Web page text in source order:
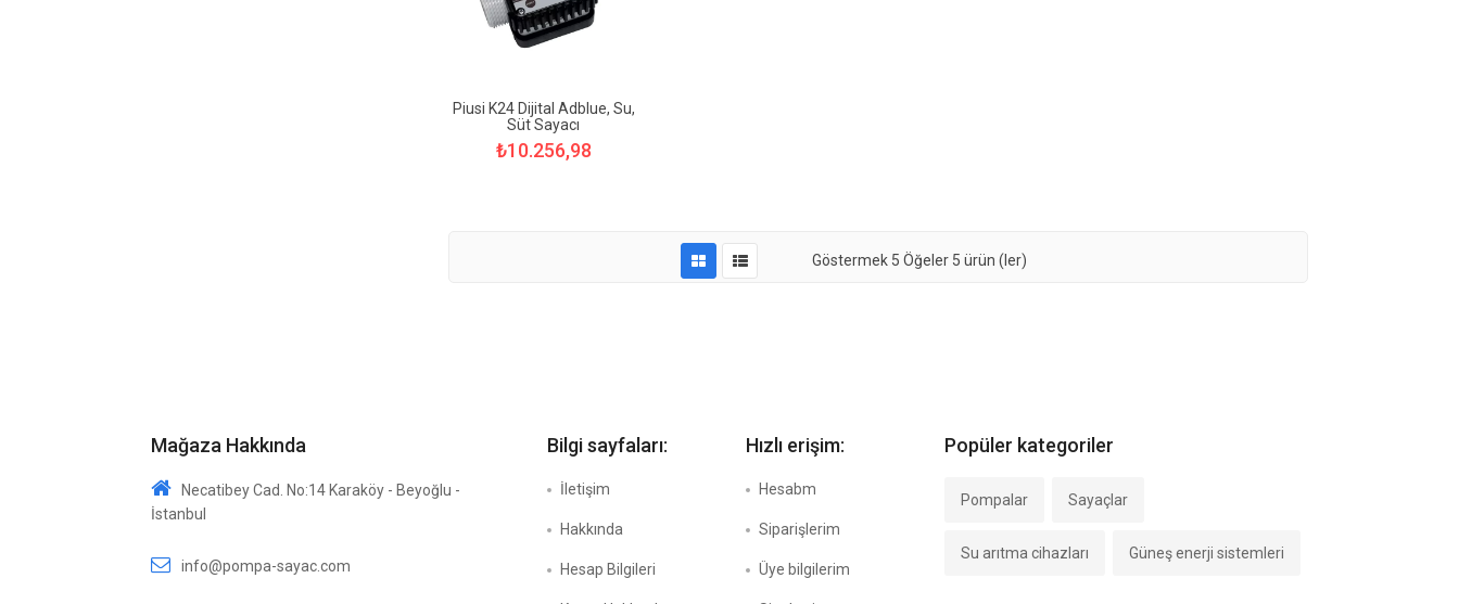
Piusi K24 Dijital Adblue, Su,
Süt Sayacı
₺10.256,98
Göstermek 5 Öğeler 5 ürün (ler)
Mağaza Hakkında
Necatibey Cad. No:14 Karaköy - Beyoğlu -
İstanbul
info@pompa-sayac.com
Bilgi sayfaları:
İletişim
Hakkında
Hesap Bilgileri
Hızlı erişim:
Hesabm
Siparişlerim
Üye bilgilerim
Popüler kategoriler
Pompalar Sayaçlar
Su arıtma cihazları Güneş enerji sistemleri